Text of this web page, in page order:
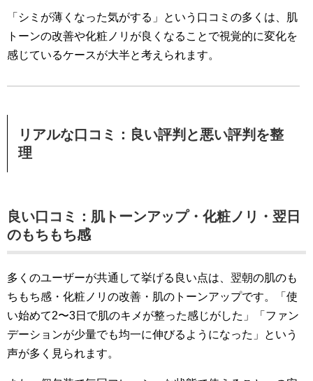
「シミが薄くなった気がする」という口コミの多くは、肌
トーンの改善や化粧ノリが良くなることで視覚的に変化を
感じているケースが大半と考えられます。
リアルな口コミ：良い評判と悪い評判を整
理
良い口コミ：肌トーンアップ・化粧ノリ・翌日
のもちもち感
多くのユーザーが共通して挙げる良い点は、翌朝の肌のも
ちもち感・化粧ノリの改善・肌のトーンアップです。「使
い始めて2〜3日で肌のキメが整った感じがした」「ファン
デーションが少量でも均一に伸びるようになった」という
声が多く見られます。